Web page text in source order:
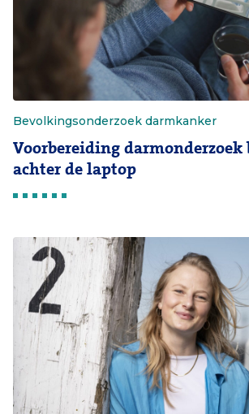
Bevolkingsonderzoek darmkanker
Voorbereiding
achter de laptop